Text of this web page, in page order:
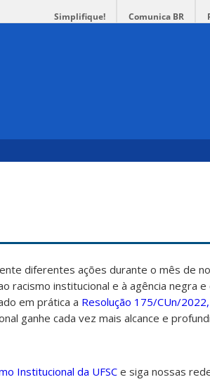
Simplifique! Comunica BR
diferentes ações durante o mês de
institucional e à agência negra e
em prática a Resolução 175/CUn/2022,
ganhe cada vez mais alcance e
Institucional da UFSC e siga nossas